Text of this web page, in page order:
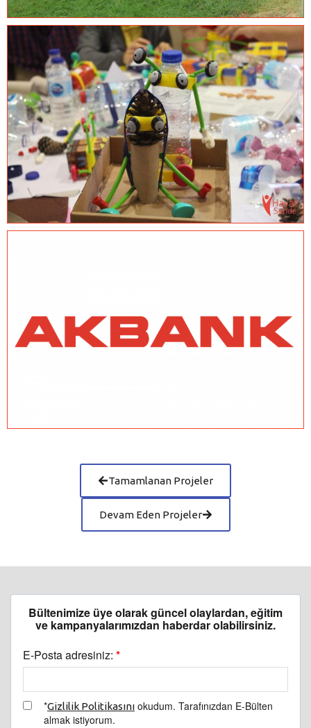
Tamamlanan Projeler
Devam Eden Projeler
Bültenimize üye olarak güncel olaylardan, eğitim
ve kampanyalarımızdan haberdar olabilirsiniz.
E-Posta adresiniz: *
*Gizlilik Politikasını okudum. Tarafınızdan E-Bülten
almak istiyorum.